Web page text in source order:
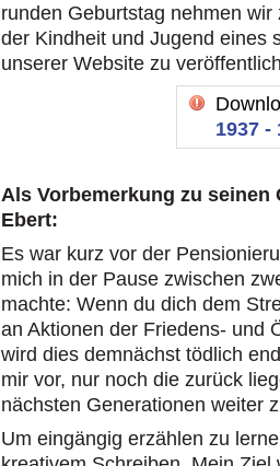
runden Geburtstag nehmen
der Kindheit und Jugend eines
unserer Website zu
1937 -
Als Vorbemerkung zu
Ebert:
Es war kurz vor der
mich in der Pause zwischen
machte: Wenn du dich dem
an Aktionen der Friedens- und
wird dies demnächst tödlich
mir vor, nur noch die zurück
nächsten Generationen weiter
Um eingängig erzählen zu